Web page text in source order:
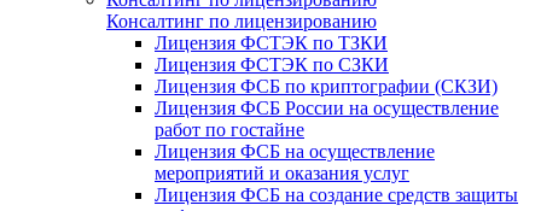
Консалтинг по лицензированию
Лицензия ФСТЭК по ТЗКИ
Лицензия ФСТЭК по СЗКИ
Лицензия ФСБ по криптографии (СКЗИ)
Лицензия ФСБ России на осуществление
работ по гостайне
Лицензия ФСБ на осуществление
мероприятий и оказания услуг
Лицензия ФСБ на создание средств защиты